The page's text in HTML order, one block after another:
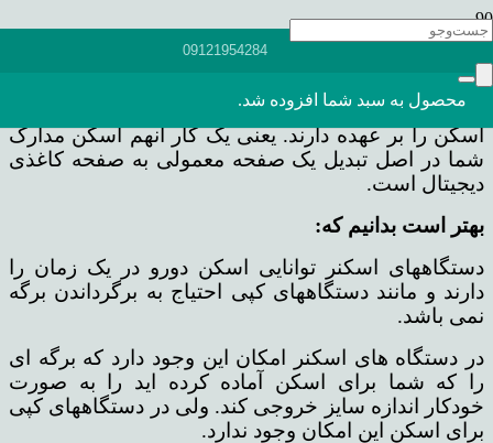
09121954284
محصول به سبد شما افزوده شد.
اسکنرهای دستگاه کپی به طور معمول پردازش کمتری
در برابر دستگاههایی که فقط اسکن می کنند دارند.
دستگاه های کپی بیشتر برای اجرای کارهایی است که
طراحی شده است ولی دستگاه اسکنر فقط وظیفه
اسکن را بر عهده دارند. یعنی یک کار آنهم اسکن مدارک
شما در اصل تبدیل یک صفحه معمولی به صفحه کاغذی
دیجیتال است.
بهتر است بدانیم که:
دستگاههای اسکنر توانایی اسکن دورو در یک زمان را
دارند و مانند دستگاههای کپی احتیاج به برگرداندن برگه
نمی باشد.
در دستگاه های اسکنر امکان این وجود دارد که برگه ای
را که شما برای اسکن آماده کرده اید را به صورت
خودکار اندازه سایز خروجی کند. ولی در دستگاههای کپی
برای اسکن این امکان وجود ندارد.